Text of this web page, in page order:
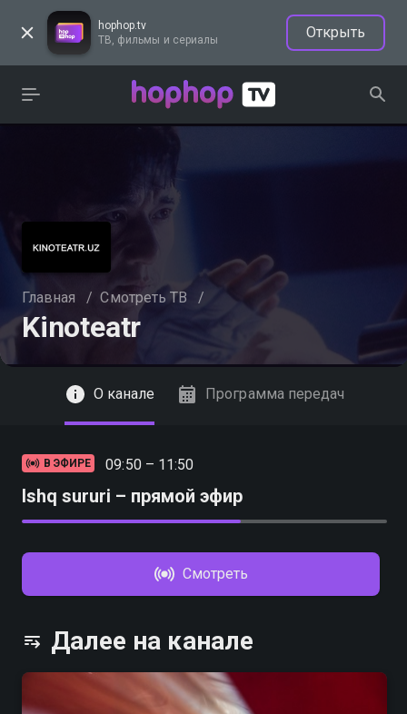
hophop.tv
ТВ, фильмы и сериалы
Открыть
Главная / Смотреть ТВ /
Kinoteatr
О канале Программа передач
В ЭФИРЕ 09:50 – 11:50
Ishq sururi – прямой эфир
Смотреть
Далее на канале